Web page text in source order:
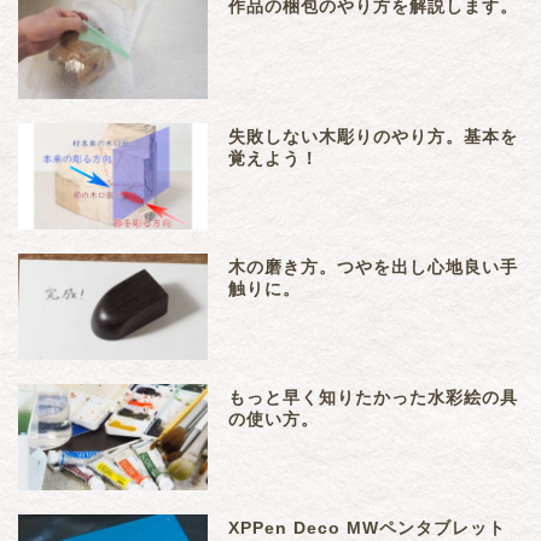
作品の梱包のやり方を解説します。
失敗しない木彫りのやり方。基本を
覚えよう！
木の磨き方。つやを出し心地良い手
触りに。
もっと早く知りたかった水彩絵の具
の使い方。
XPPen Deco MWペンタブレット